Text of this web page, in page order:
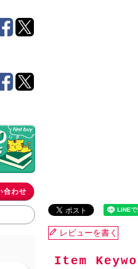
合わせ
レビューを書く